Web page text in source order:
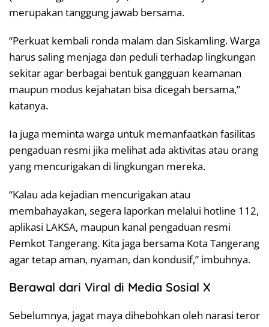
merupakan tanggung jawab bersama.
“Perkuat kembali ronda malam dan Siskamling. Warga
harus saling menjaga dan peduli terhadap lingkungan
sekitar agar berbagai bentuk gangguan keamanan
maupun modus kejahatan bisa dicegah bersama,”
katanya.
Ia juga meminta warga untuk memanfaatkan fasilitas
pengaduan resmi jika melihat ada aktivitas atau orang
yang mencurigakan di lingkungan mereka.
“Kalau ada kejadian mencurigakan atau
membahayakan, segera laporkan melalui hotline 112,
aplikasi LAKSA, maupun kanal pengaduan resmi
Pemkot Tangerang. Kita jaga bersama Kota Tangerang
agar tetap aman, nyaman, dan kondusif,” imbuhnya.
Berawal dari Viral di Media Sosial X
Sebelumnya, jagat maya dihebohkan oleh narasi teror